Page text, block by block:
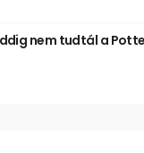
nem tudtál a